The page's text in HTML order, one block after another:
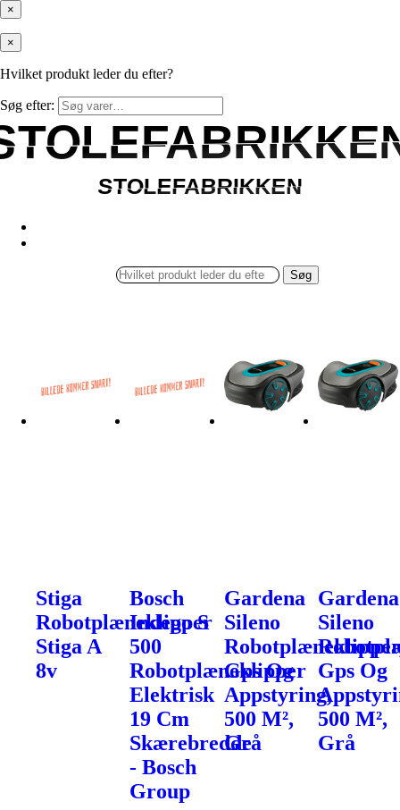
×
×
Hvilket produkt leder du efter?
Søg efter:
STOLEFABRIKKEN
STOLEFABRIKKEN
Søg
Stiga
Robotplæneklipper
Stiga A
8v
Bosch
Indego S
500
Robotplæneklipper
Elektrisk
19 Cm
Skærebredde
- Bosch
Group
Gardena
Sileno
Gps Og
Appstyring,
500 M²,
Grå
Gardena
Sileno
Gps Og
500 M²,
Grå